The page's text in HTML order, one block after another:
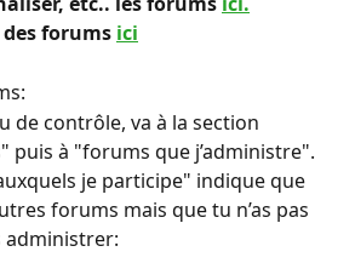
forums ici
de contrôle, va à la section
puis à "forums que j’administre".
je participe" indique que
forums mais que tu n’as pas
administrer: